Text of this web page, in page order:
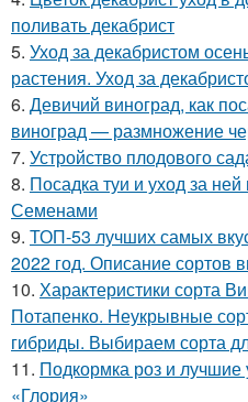
поливать декабрист
5. Уход за декабристом
растения. Уход за
6. Девичий виноград, как
виноград — размножение
7. Устройство плодового
8. Посадка туи и уход за
Семенами
9. ТОП-53 лучших самых
2022 год. Описание сортов
10. Характеристики сорта
Потапенко. Неукрывные
гибриды. Выбираем сорта
11. Подкормка роз и лучшие
«Глория»